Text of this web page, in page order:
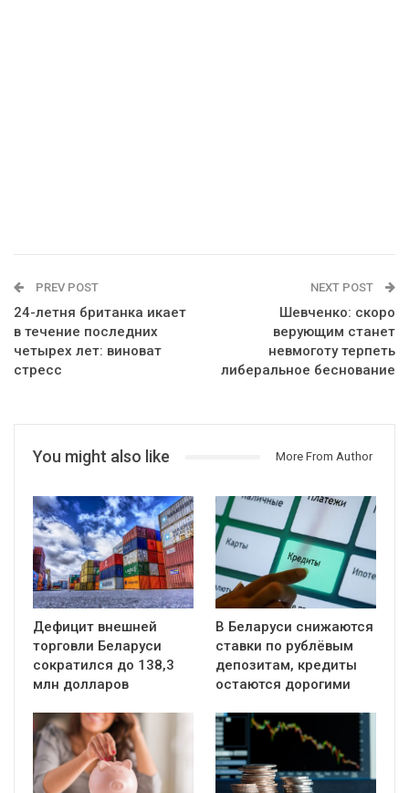
PREV POST
24-летня британка икает
в течение последних
четырех лет: виноват
стресс
NEXT POST
Шевченко: скоро
верующим станет
невмоготу терпеть
либеральное беснование
You might also like More From Author
Дефицит внешней
торговли Беларуси
сократился до 138,3
млн долларов
В Беларуси снижаются
ставки по рублёвым
депозитам, кредиты
остаются дорогими